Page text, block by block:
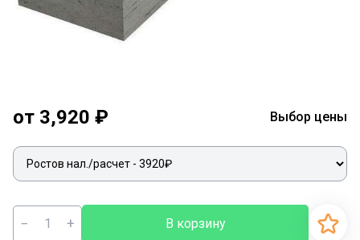
от 3,920 ₽ Выбор цены
− + В корзину